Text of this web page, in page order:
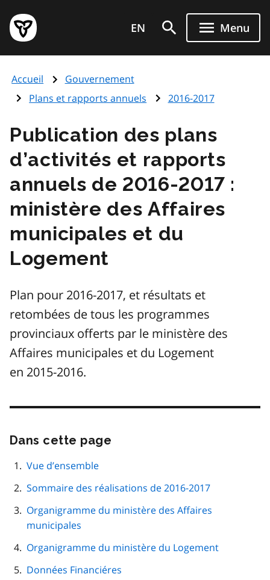
au
contenu
principal
Page
d'accueil
de
l'Ontario
EN Menu
Accueil
Gouvernement
Plans et rapports annuels
2016-2017
Publication des plans
d’activités et rapports
annuels de 2016-2017 :
ministère des Affaires
municipales et du
Logement
Plan pour 2016-2017, et résultats et
retombées de tous les programmes
provinciaux offerts par le ministère des
Affaires municipales et du Logement
en 2015-2016.
Dans cette page
page
Vue d’ensemble
Sommaire des réalisations de 2016-2017
Organigramme du ministère des Affaires
municipales
Organigramme du ministère du Logement
Données Financiéres